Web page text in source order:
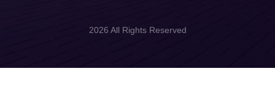
2026 All Rights Reserved